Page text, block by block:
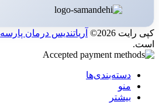
کپی رایت 2026© آریاتندیس درمان پارسه
است.
دسته‌بندی‌ها
منو
بیشتر